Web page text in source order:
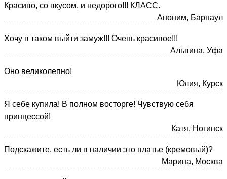
Красиво, со вкусом, и недорого!!! КЛАСС.
Аноним, Барнаул
Хочу в таком выйти замуж!!! Очень красивое!!!
Альвина, Уфа
Оно великолепно!
Юлия, Курск
Я себе купила! В полном восторге! Чувствую себя
принцессой!
Катя, Ногинск
Подскажите, есть ли в наличии это платье (кремовый)?
Марина, Москва